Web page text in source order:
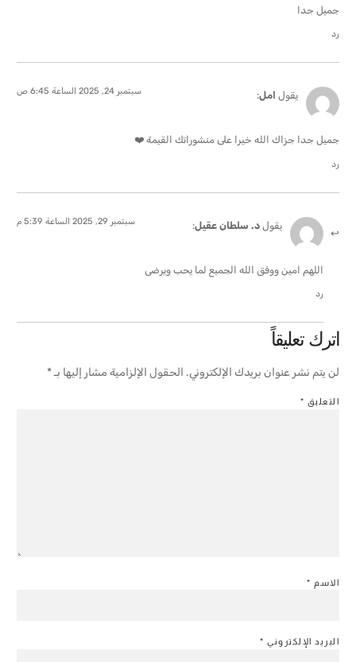
جميل جدا
رد
يقول امل: سبتمبر 24, 2025 الساعة 6:45 ص
جميل جدا جزاك الله خيرا على منشوراتك القيمة ❤️
رد
يقول د. سلطان عقيل: سبتمبر 29, 2025 الساعة 5:39 م
اللهم امين ووفق الله الجميع لما يحب ويرضى
رد
اترك تعليقاً
لن يتم نشر عنوان بريدك الإلكتروني. الحقول الإلزامية مشار إليها بـ*
التعليق *
الاسم *
البريد الإلكتروني *